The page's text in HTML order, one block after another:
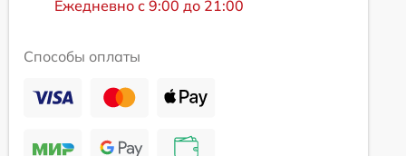
Ежедневно с 9:00 до 21:00
Способы оплаты